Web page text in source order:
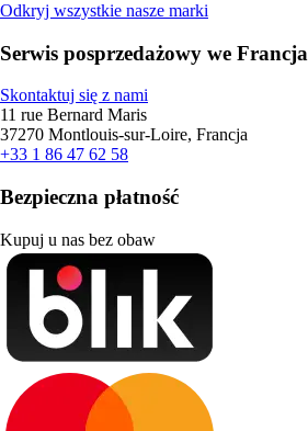
Odkryj wszystkie nasze marki
Serwis posprzedażowy we Francja
Skontaktuj się z nami
11 rue Bernard Maris
37270 Montlouis-sur-Loire, Francja
+33 1 86 47 62 58
Bezpieczna płatność
Kupuj u nas bez obaw